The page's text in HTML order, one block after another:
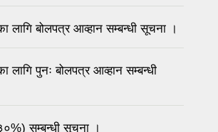
बोलपत्र आव्हान सम्बन्धी सूचना ।
पुनः बोलपत्र आव्हान सम्बन्धी
सम्बन्धी सूचना ।